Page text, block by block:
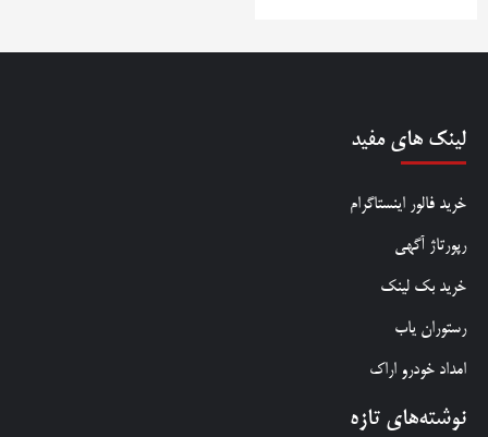
لینک های مفید
خرید فالور اینستاگرام
رپورتاژ آگهی
خرید بک لینک
رستوران یاب
امداد خودرو اراک
نوشته‌های تازه